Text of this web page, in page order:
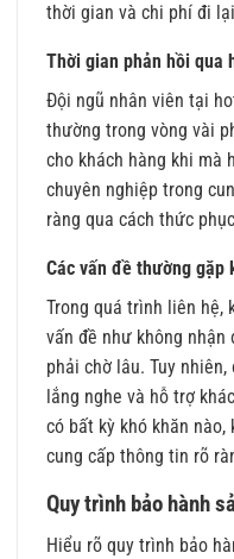
thời gian và chi phí đi
Thời gian phản hồi qua
Đội ngũ nhân viên tại
thường trong vòng vài
cho khách hàng khi mà
chuyên nghiệp trong
ràng qua cách thức
Các vấn đề thường
Trong quá trình liên hệ,
vấn đề như không
phải chờ lâu. Tuy
lắng nghe và hỗ trợ
có bất kỳ khó khăn nào,
cung cấp thông tin rõ
Quy trình bảo hành
Hiểu rõ quy trình bảo